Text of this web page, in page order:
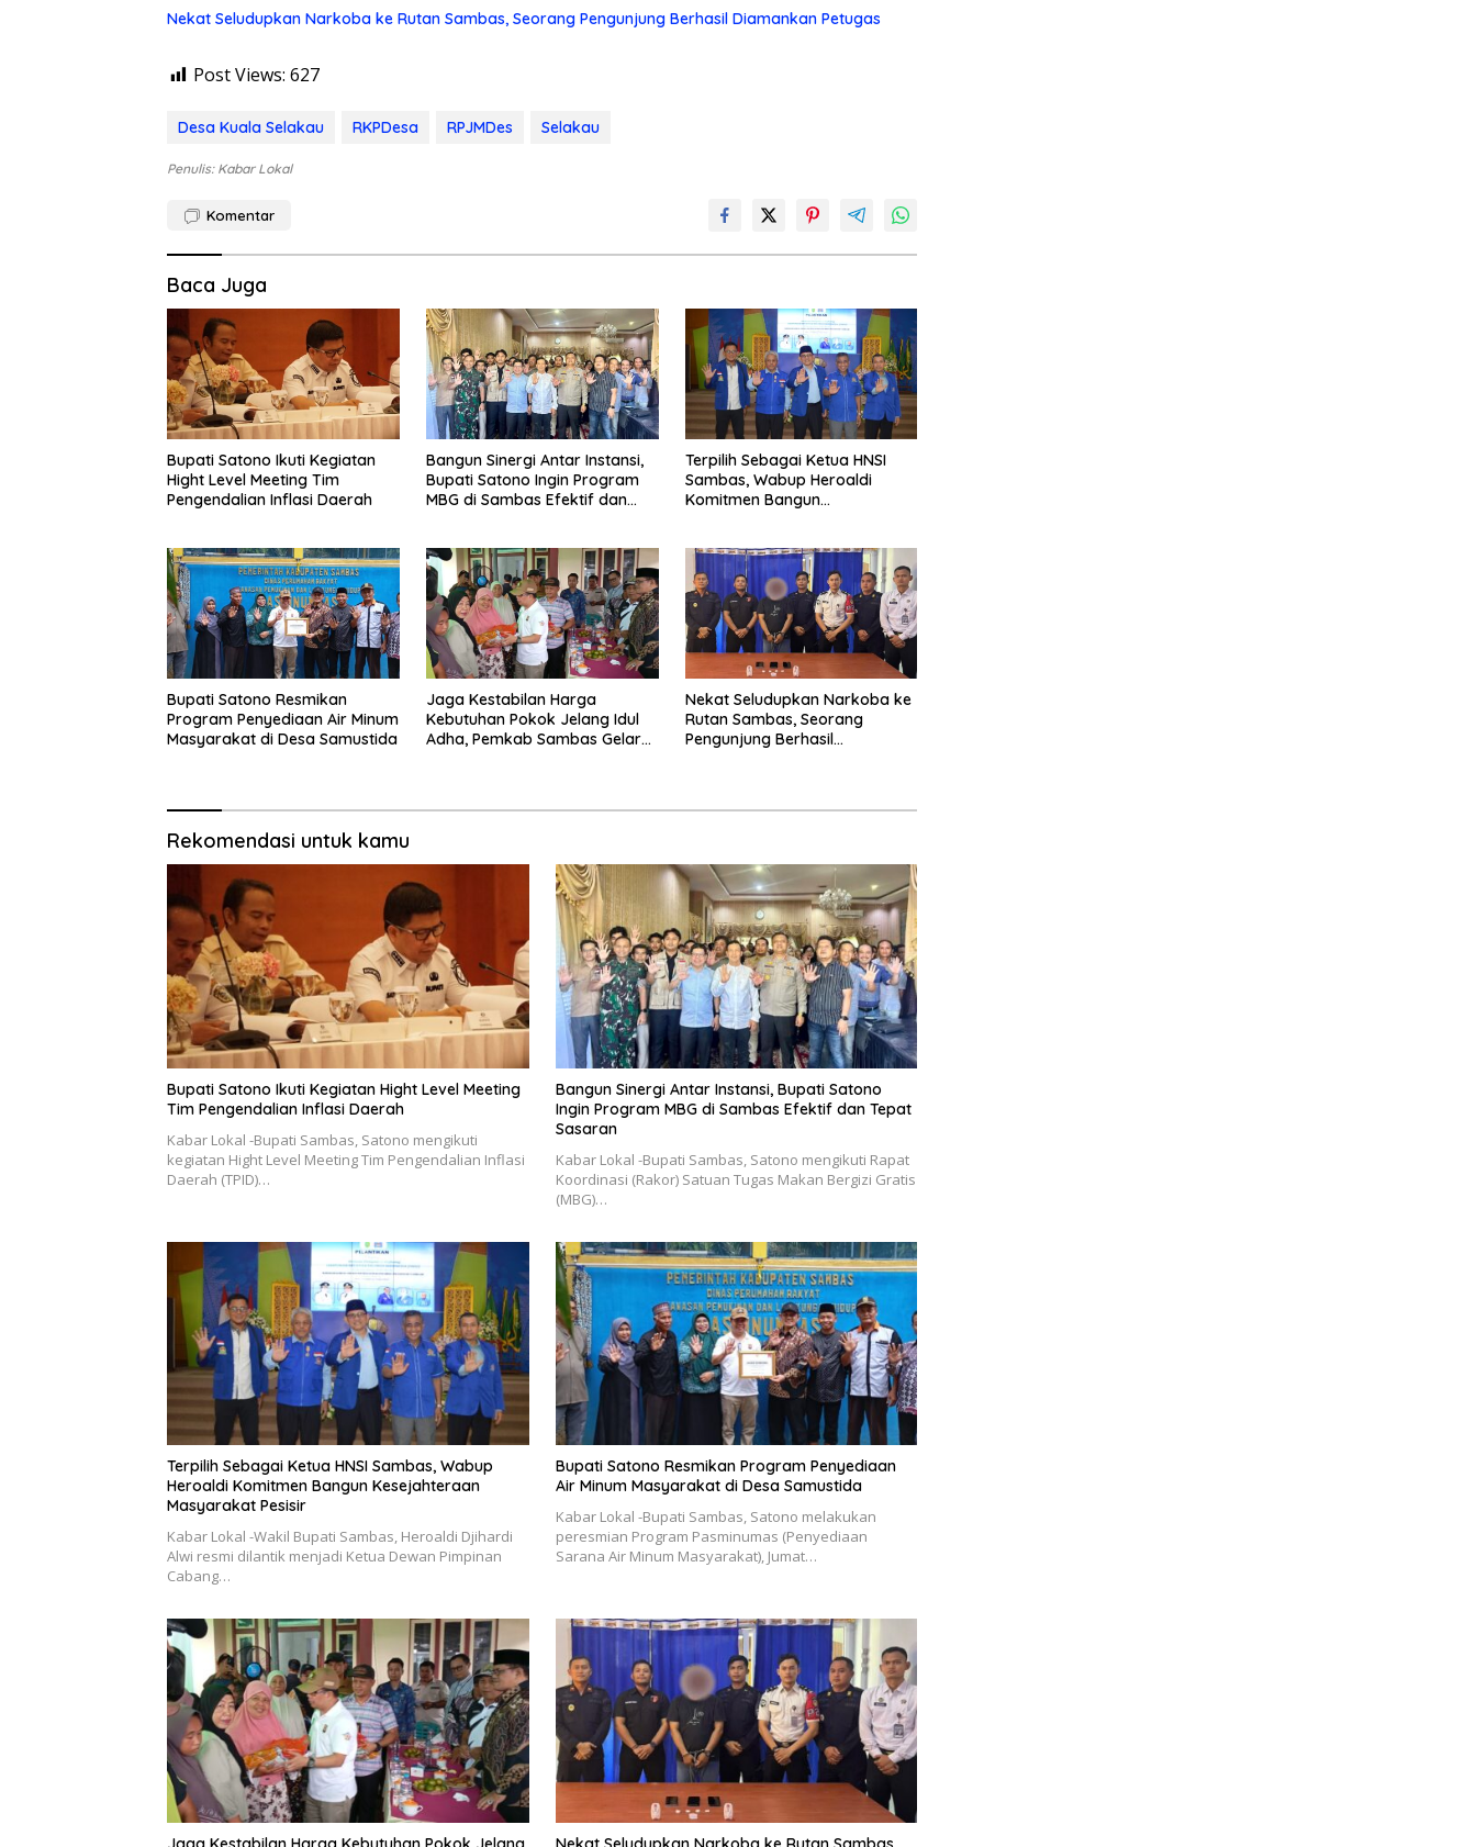
Nekat Seludupkan Narkoba ke Rutan Sambas, Seorang Pengunjung Berhasil Diamankan Petugas
Post Views: 627
Desa Kuala Selakau RKPDesa RPJMDes Selakau
Penulis: Kabar Lokal
Komentar
Baca Juga
Bupati Satono Ikuti Kegiatan
Hight Level Meeting Tim
Pengendalian Inflasi Daerah
Bangun Sinergi Antar Instansi,
Bupati Satono Ingin Program
MBG di Sambas Efektif dan
Terpilih Sebagai Ketua HNSI
Sambas, Wabup Heroaldi
Komitmen Bangun
Bupati Satono Resmikan
Program Penyediaan Air Minum
Masyarakat di Desa Samustida
Jaga Kestabilan Harga
Kebutuhan Pokok Jelang Idul
Adha, Pemkab Sambas Gelar
Nekat Seludupkan Narkoba ke
Rutan Sambas, Seorang
Pengunjung Berhasil
Rekomendasi untuk kamu
Bupati Satono Ikuti Kegiatan Hight Level Meeting
Tim Pengendalian Inflasi Daerah
Kabar Lokal -Bupati Sambas, Satono mengikuti
kegiatan Hight Level Meeting Tim Pengendalian Inflasi
Daerah (TPID)…
Bangun Sinergi Antar Instansi, Bupati Satono
Ingin Program MBG di Sambas Efektif dan Tepat
Sasaran
Kabar Lokal -Bupati Sambas, Satono mengikuti Rapat
Koordinasi (Rakor) Satuan Tugas Makan Bergizi Gratis
(MBG)…
Terpilih Sebagai Ketua HNSI Sambas, Wabup
Heroaldi Komitmen Bangun Kesejahteraan
Masyarakat Pesisir
Kabar Lokal -Wakil Bupati Sambas, Heroaldi Djihardi
Alwi resmi dilantik menjadi Ketua Dewan Pimpinan
Cabang…
Bupati Satono Resmikan Program Penyediaan
Air Minum Masyarakat di Desa Samustida
Kabar Lokal -Bupati Sambas, Satono melakukan
peresmian Program Pasminumas (Penyediaan
Sarana Air Minum Masyarakat), Jumat…